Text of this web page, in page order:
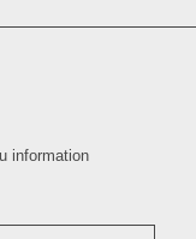
information